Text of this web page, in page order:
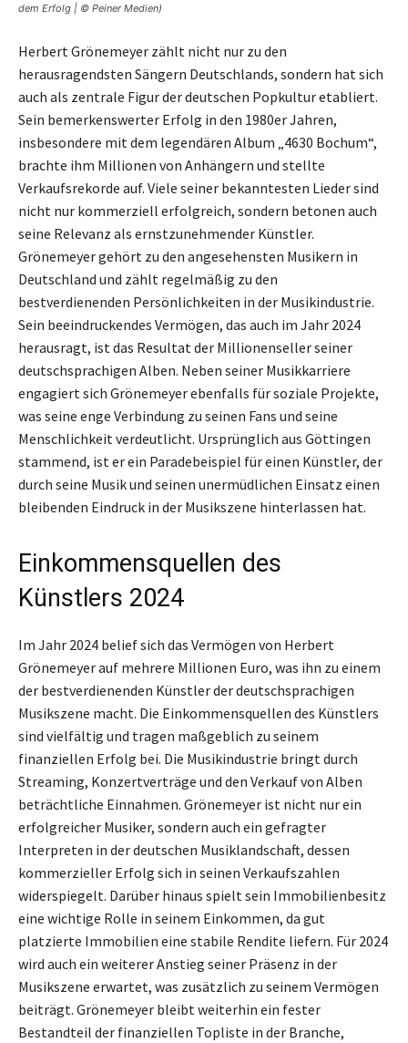
dem Erfolg | © Peiner Medien)
Herbert Grönemeyer zählt nicht nur zu den
herausragendsten Sängern Deutschlands, sondern hat sich
auch als zentrale Figur der deutschen Popkultur etabliert.
Sein bemerkenswerter Erfolg in den 1980er Jahren,
insbesondere mit dem legendären Album „4630 Bochum“,
brachte ihm Millionen von Anhängern und stellte
Verkaufsrekorde auf. Viele seiner bekanntesten Lieder sind
nicht nur kommerziell erfolgreich, sondern betonen auch
seine Relevanz als ernstzunehmender Künstler.
Grönemeyer gehört zu den angesehensten Musikern in
Deutschland und zählt regelmäßig zu den
bestverdienenden Persönlichkeiten in der Musikindustrie.
Sein beeindruckendes Vermögen, das auch im Jahr 2024
herausragt, ist das Resultat der Millionenseller seiner
deutschsprachigen Alben. Neben seiner Musikkarriere
engagiert sich Grönemeyer ebenfalls für soziale Projekte,
was seine enge Verbindung zu seinen Fans und seine
Menschlichkeit verdeutlicht. Ursprünglich aus Göttingen
stammend, ist er ein Paradebeispiel für einen Künstler, der
durch seine Musik und seinen unermüdlichen Einsatz einen
bleibenden Eindruck in der Musikszene hinterlassen hat.
Einkommensquellen des
Künstlers 2024
Im Jahr 2024 belief sich das Vermögen von Herbert
Grönemeyer auf mehrere Millionen Euro, was ihn zu einem
der bestverdienenden Künstler der deutschsprachigen
Musikszene macht. Die Einkommensquellen des Künstlers
sind vielfältig und tragen maßgeblich zu seinem
finanziellen Erfolg bei. Die Musikindustrie bringt durch
Streaming, Konzertverträge und den Verkauf von Alben
beträchtliche Einnahmen. Grönemeyer ist nicht nur ein
erfolgreicher Musiker, sondern auch ein gefragter
Interpreten in der deutschen Musiklandschaft, dessen
kommerzieller Erfolg sich in seinen Verkaufszahlen
widerspiegelt. Darüber hinaus spielt sein Immobilienbesitz
eine wichtige Rolle in seinem Einkommen, da gut
platzierte Immobilien eine stabile Rendite liefern. Für 2024
wird auch ein weiterer Anstieg seiner Präsenz in der
Musikszene erwartet, was zusätzlich zu seinem Vermögen
beiträgt. Grönemeyer bleibt weiterhin ein fester
Bestandteil der finanziellen Topliste in der Branche,